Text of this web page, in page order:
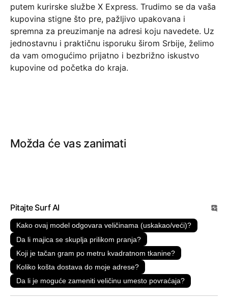
putem kurirske službe X Express. Trudimo se da vaša
kupovina stigne što pre, pažljivo upakovana i
spremna za preuzimanje na adresi koju navedete. Uz
jednostavnu i praktičnu isporuku širom Srbije, želimo
da vam omogućimo prijatno i bezbrižno iskustvo
kupovine od početka do kraja.
Možda će vas zanimati
Pitajte Surf AI
Kako ovaj model odgovara veličinama (uskakao/veći)?
Da li majica se skuplja prilikom pranja?
Koji je tačan gram po metru kvadratnom tkanine?
Koliko košta dostava do moje adrese?
Da li je moguće zameniti veličinu umesto povraćaja?